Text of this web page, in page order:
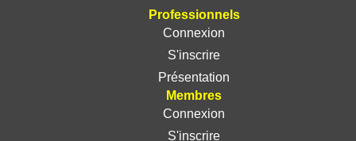
Professionnels
Connexion
S'inscrire
Présentation
Membres
Connexion
S'inscrire